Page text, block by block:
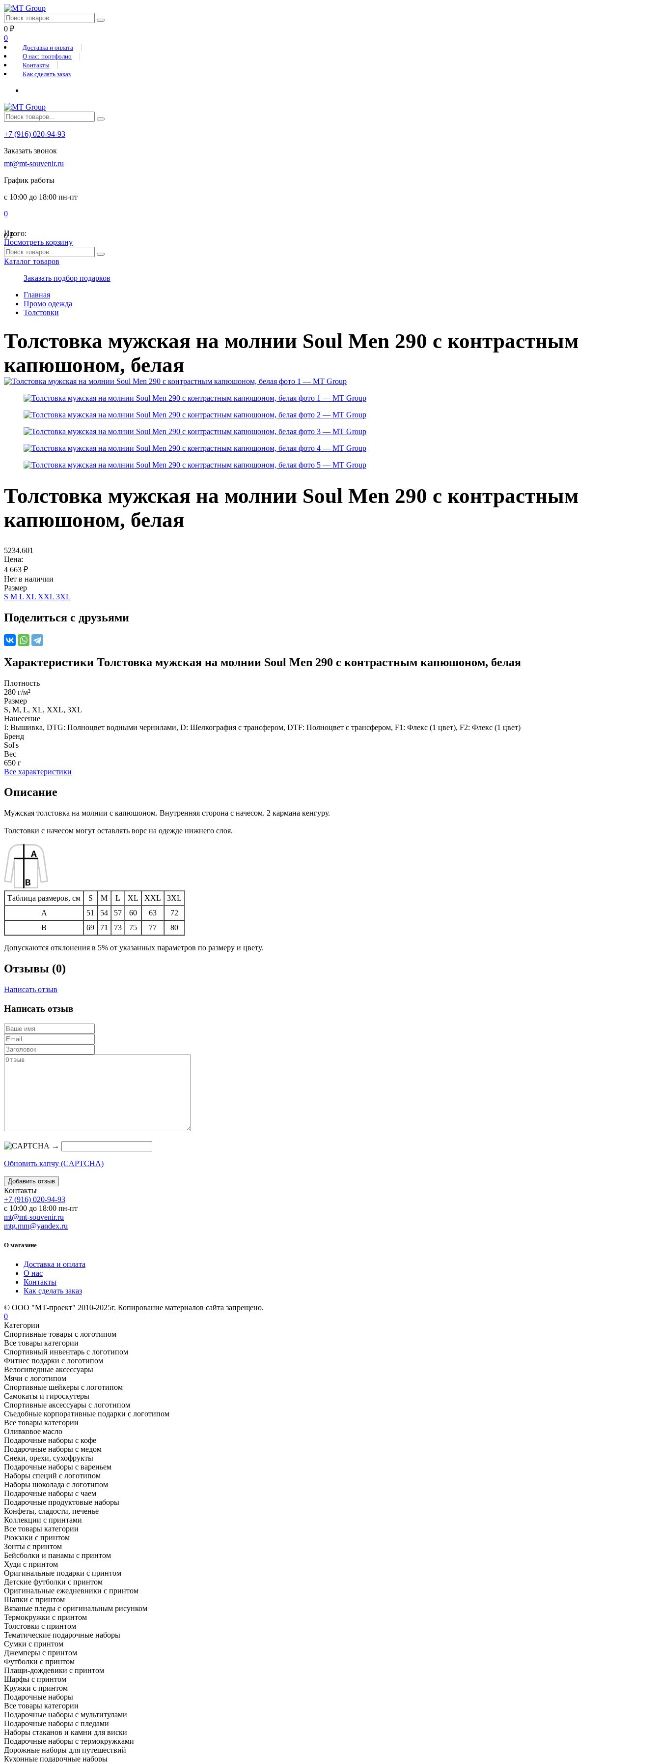
0 ₽
0
Доставка и оплата
О нас: портфолио
Контакты
Как сделать заказ
+7 (916) 020-94-93
Заказать звонок
mt@mt-souvenir.ru
График работы
с 10:00 до 18:00 пн-пт
0
0₽
Итого:
Посмотреть корзину
Каталог товаров
Заказать подбор подарков
Главная
Промо одежда
Толстовки
Толстовка мужская на молнии Soul Men 290 с контрастным
капюшоном, белая
Толстовка мужская на молнии Soul Men 290 с контрастным
капюшоном, белая
5234.601
Цена:
4 663 ₽
Нет в наличии
Размер
S M L XL XXL 3XL
Поделиться с друзьями
Характеристики Толстовка мужская на молнии Soul Men 290 с контрастным капюшоном, белая
Плотность
280 г/м²
Размер
S, M, L, XL, XXL, 3XL
Нанесение
I: Вышивка, DTG: Полноцвет водными чернилами, D: Шелкография с трансфером, DTF: Полноцвет с трансфером, F1: Флекс (1 цвет), F2: Флекс (1 цвет)
Бренд
Sol's
Вес
650 г
Все характеристики
Описание
Мужская толстовка на молнии с капюшоном. Внутренняя сторона с начесом. 2 кармана кенгуру.
Толстовки с начесом могут оставлять ворс на одежде нижнего слоя.
Таблица размеров, см S M L XL XXL
3XL
A
51 54 57 60 63
72
B
69 71 73 75 77 80
Допускаются отклонения в 5% от указанных параметров по размеру и цвету.
Отзывы (0)
Написать отзыв
Написать отзыв
→
Обновить капчу (CAPTCHA)
Контакты
+7 (916) 020-94-93
с 10:00 до 18:00 пн-пт
mt@mt-souvenir.ru
mtg.mm@yandex.ru
О магазине
Доставка и оплата
О нас
Контакты
Как сделать заказ
© ООО "МТ-проект" 2010-2025г. Копирование материалов сайта запрещено.
0
Категории
Спортивные товары с логотипом
Все товары категории
Спортивный инвентарь с логотипом
Фитнес подарки с логотипом
Велосипедные аксессуары
Мячи с логотипом
Спортивные шейкеры с логотипом
Самокаты и гироскутеры
Спортивные аксессуары с логотипом
Съедобные корпоративные подарки с логотипом
Все товары категории
Оливковое масло
Подарочные наборы с кофе
Подарочные наборы с медом
Снеки, орехи, сухофрукты
Подарочные наборы с вареньем
Наборы специй с логотипом
Наборы шоколада с логотипом
Подарочные наборы с чаем
Подарочные продуктовые наборы
Конфеты, сладости, печенье
Коллекции с принтами
Все товары категории
Рюкзаки с принтом
Зонты с принтом
Бейсболки и панамы с принтом
Худи с принтом
Оригинальные подарки с принтом
Детские футболки с принтом
Оригинальные ежедневники с принтом
Шапки с принтом
Вязаные пледы с оригинальным рисунком
Термокружки с принтом
Толстовки с принтом
Тематические подарочные наборы
Сумки с принтом
Джемперы с принтом
Футболки с принтом
Плащи-дождевики с принтом
Шарфы с принтом
Кружки с принтом
Подарочные наборы
Все товары категории
Подарочные наборы с мультитулами
Подарочные наборы с пледами
Наборы стаканов и камни для виски
Подарочные наборы с термокружками
Дорожные наборы для путешествий
Кухонные подарочные наборы